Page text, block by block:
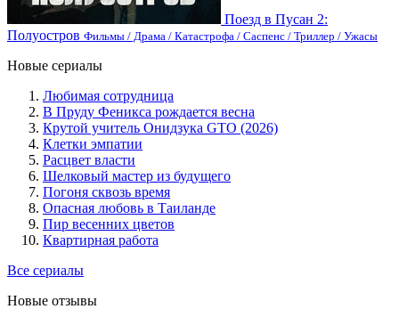
Поезд в Пусан 2:
Полуостров Фильмы / Драма / Катастрофа / Саспенс / Триллер / Ужасы
Новые сериалы
Любимая сотрудница
В Пруду Феникса рождается весна
Крутой учитель Онидзука GTO (2026)
Клетки эмпатии
Расцвет власти
Шелковый мастер из будущего
Погоня сквозь время
Опасная любовь в Таиланде
Пир весенних цветов
Квартирная работа
Все сериалы
Новые отзывы